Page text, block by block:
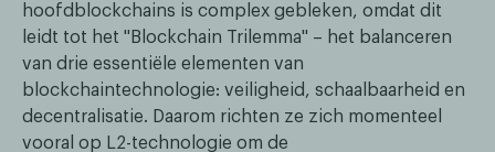
hoofdblockchains is complex gebleken, omdat dit
leidt tot het "Blockchain Trilemma" – het balanceren
van drie essentiële elementen van
blockchaintechnologie: veiligheid, schaalbaarheid en
decentralisatie. Daarom richten ze zich momenteel
vooral op L2-technologie om de